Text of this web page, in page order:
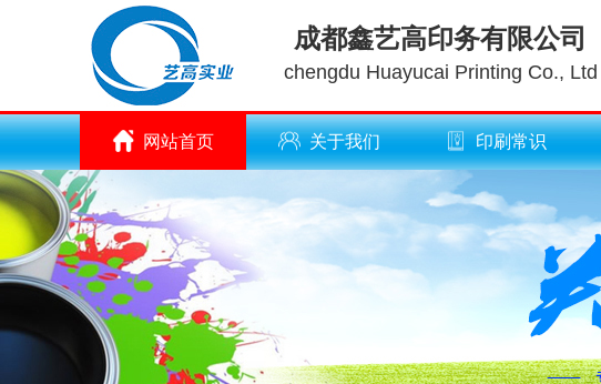
成都鑫艺高印务有限公司
chengdu Huayucai Printing Co., Ltd
网站首页 关于我们 印刷常识